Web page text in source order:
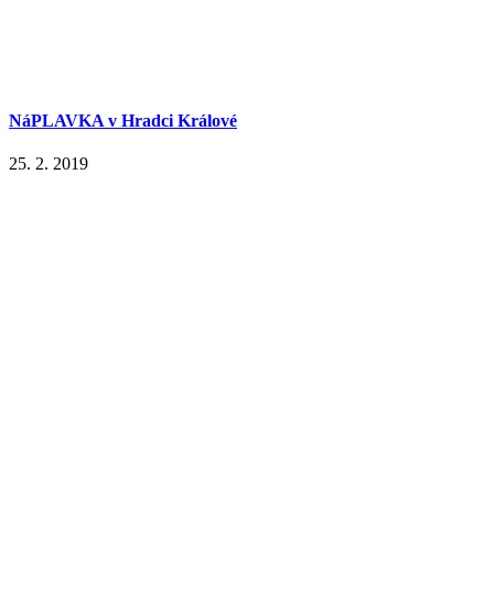
NáPLAVKA v Hradci Králové
25. 2. 2019